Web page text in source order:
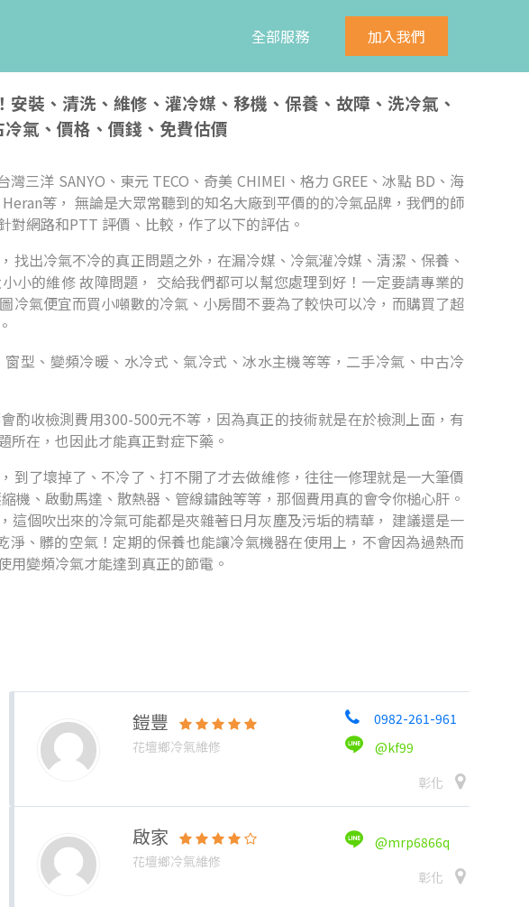
全部服務 加入我們
安裝、清洗、維修、灌冷媒、移機、保養、故障、洗冷氣、
氣、價格、價錢、免費估價
三洋 SANYO、東元 TECO、奇美 CHIMEI、格力 GREE、冰點 BD、海
等， 無論是大眾常聽到的知名大廠到平價的的冷氣品牌，我們的師
網路和PTT 評價、比較，作了以下的評估。
找出冷氣不冷的真正問題之外，在漏冷媒、冷氣灌冷媒、清潔、保養、
小的維修 故障問題， 交給我們都可以幫您處理到好！一定要請專業的
冷氣便宜而買小噸數的冷氣、小房間不要為了較快可以冷，而購買了超
型、變頻冷暖、水冷式、氣冷式、冰水主機等等，二手冷氣、中古冷
酌收檢測費用300-500元不等，因為真正的技術就是在於檢測上面，有
所在，也因此才能真正對症下藥。
到了壞掉了、不冷了、打不開了才去做維修，往往一修理就是一大筆價
機、啟動馬達、散熱器、管線鏽蝕等等，那個費用真的會令你槌心肝。
這個吹出來的冷氣可能都是夾雜著日月灰塵及污垢的精華， 建議還是一
、髒的空氣！定期的保養也能讓冷氣機器在使用上，不會因為過熱而
用變頻冷氣才能達到真正的節電。
鎧豐
花壇鄉冷氣維修
0982-261-961
@kf99
彰化
啟家
花壇鄉冷氣維修
@mrp6866q
彰化